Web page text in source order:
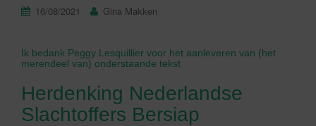
16/08/2021 Gina Makken
Ik bedank Peggy Lesquillier voor het aanleveren van (het
merendeel van) onderstaande tekst
Herdenking Nederlandse
Slachtoffers Bersiap